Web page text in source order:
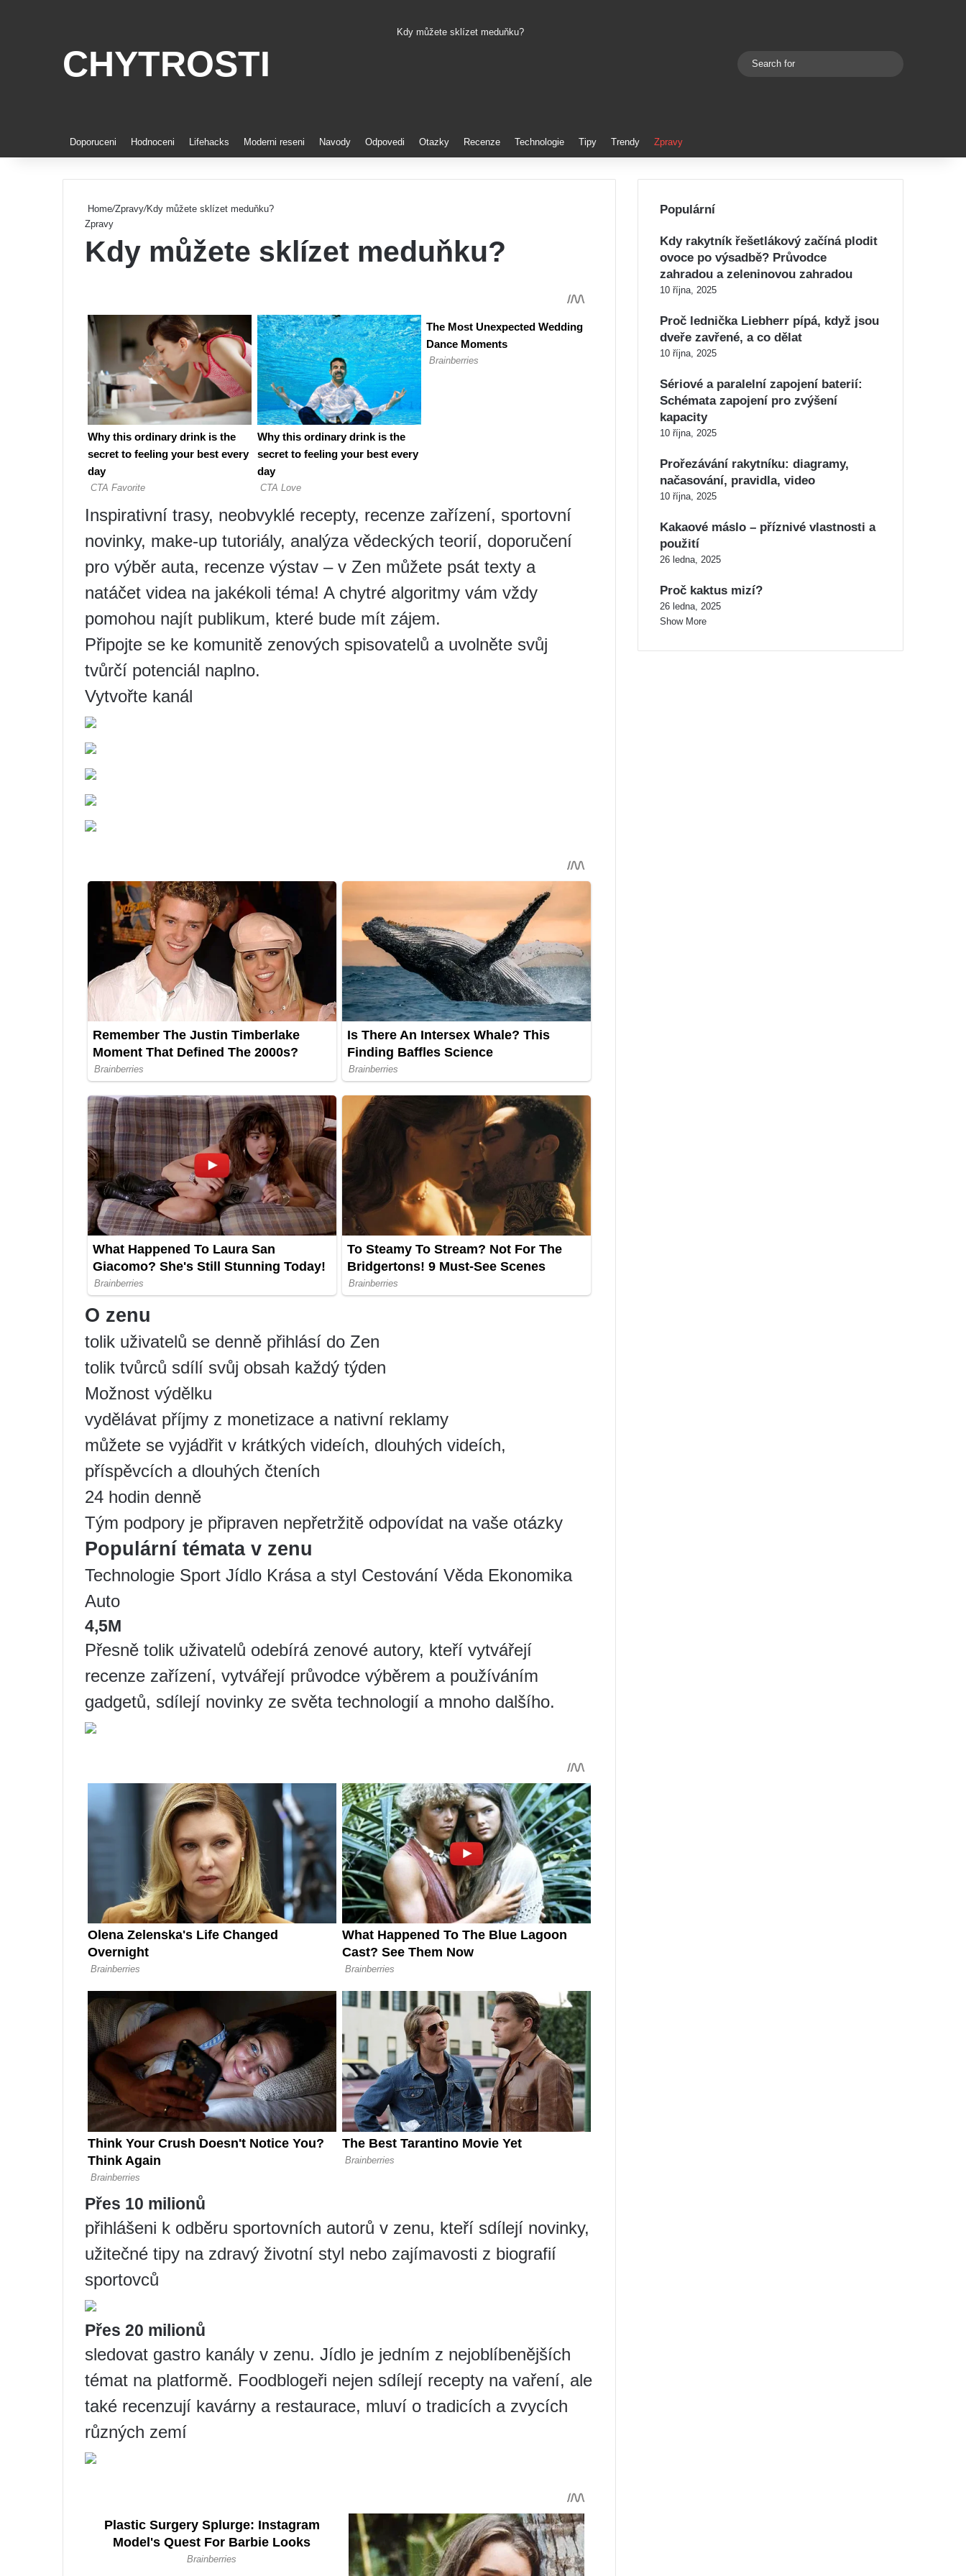
CHYTROSTI
Kdy můžete sklízet meduňku?
Switch skin
Doporuceni Hodnoceni Lifehacks Moderni reseni Navody Odpovedi Otazky Recenze Technologie Tipy Trendy Zpravy
Home/Zpravy/Kdy můžete sklízet meduňku?
Zpravy
Kdy můžete sklízet meduňku?
Inspirativní trasy, neobvyklé recepty, recenze zařízení, sportovní
novinky, make-up tutoriály, analýza vědeckých teorií, doporučení
pro výběr auta, recenze výstav – v Zen můžete psát texty a
natáčet videa na jakékoli téma! A chytré algoritmy vám vždy
pomohou najít publikum, které bude mít zájem.
Připojte se ke komunitě zenových spisovatelů a uvolněte svůj
tvůrčí potenciál naplno.
Vytvořte kanál
O zenu
tolik uživatelů se denně přihlásí do Zen
tolik tvůrců sdílí svůj obsah každý týden
Možnost výdělku
vydělávat příjmy z monetizace a nativní reklamy
můžete se vyjádřit v krátkých videích, dlouhých videích,
příspěvcích a dlouhých čteních
24 hodin denně
Tým podpory je připraven nepřetržitě odpovídat na vaše otázky
Populární témata v zenu
Technologie Sport Jídlo Krása a styl Cestování Věda Ekonomika
Auto
4,5M
Přesně tolik uživatelů odebírá zenové autory, kteří vytvářejí
recenze zařízení, vytvářejí průvodce výběrem a používáním
gadgetů, sdílejí novinky ze světa technologií a mnoho dalšího.
Přes 10 milionů
přihlášeni k odběru sportovních autorů v zenu, kteří sdílejí novinky,
užitečné tipy na zdravý životní styl nebo zajímavosti z biografií
sportovců
Přes 20 milionů
sledovat gastro kanály v zenu. Jídlo je jedním z nejoblíbenějších
témat na platformě. Foodblogeři nejen sdílejí recepty na vaření, ale
také recenzují kavárny a restaurace, mluví o tradicích a zvycích
různých zemí
Populární
Kdy rakytník řešetlákový začíná plodit
ovoce po výsadbě? Průvodce
zahradou a zeleninovou zahradou
10 října, 2025
Proč lednička Liebherr pípá, když jsou
dveře zavřené, a co dělat
10 října, 2025
Sériové a paralelní zapojení baterií:
Schémata zapojení pro zvýšení
kapacity
10 října, 2025
Prořezávání rakytníku: diagramy,
načasování, pravidla, video
10 října, 2025
Kakaové máslo – příznivé vlastnosti a
použití
26 ledna, 2025
Proč kaktus mizí?
26 ledna, 2025
Show More